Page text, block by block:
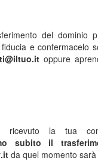
del dominio
e confermacelo
oppure
ricevuto la tua
subito il
da quel momento sarà